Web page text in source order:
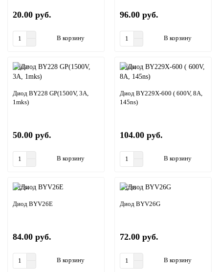
20.00 руб.
В корзину
96.00 руб.
В корзину
3657
Диод BY228 GP(1500V, 3A,
1mks)
50.00 руб.
В корзину
3604
Диод BY229X-600 ( 600V, 8A,
145ns)
104.00 руб.
В корзину
3734
Диод BYV26E
84.00 руб.
В корзину
3735
Диод BYV26G
72.00 руб.
В корзину